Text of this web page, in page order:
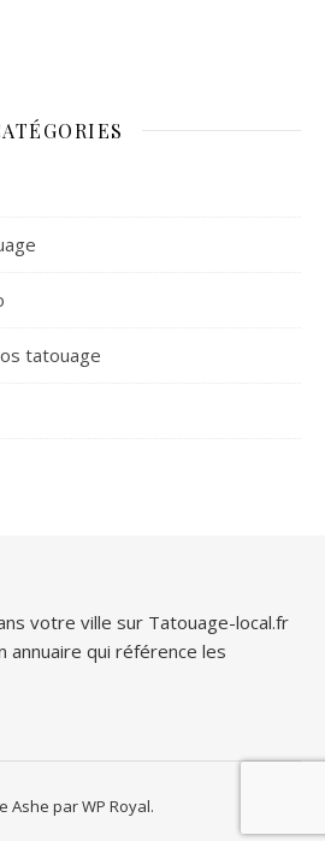
tatouage
votre ville sur Tatouage-local.fr
annuaire qui référence les
Ashe parWP Royal.